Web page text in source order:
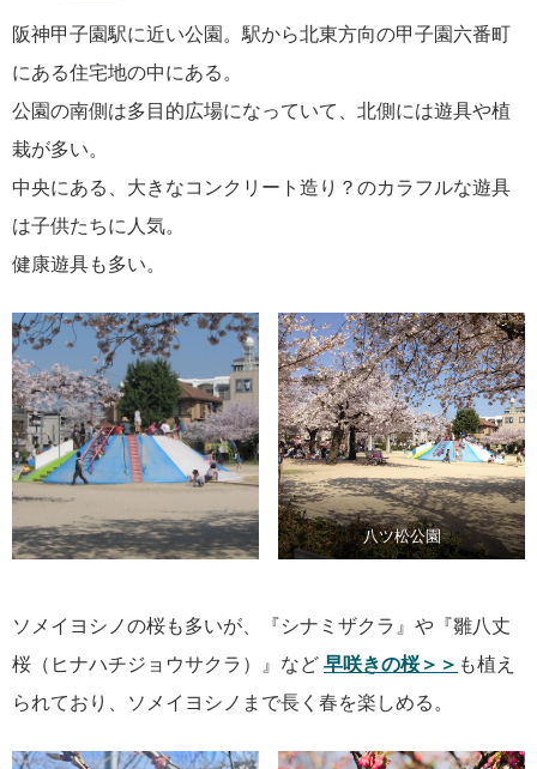
阪神甲子園駅に近い公園。駅から北東方向の甲子園六番町
にある住宅地の中にある。
公園の南側は多目的広場になっていて、北側には遊具や植
栽が多い。
中央にある、大きなコンクリート造り？のカラフルな遊具
は子供たちに人気。
健康遊具も多い。
八ツ松公園
ソメイヨシノの桜も多いが、『シナミザクラ』や『雛八丈
桜（ヒナハチジョウサクラ）』など 早咲きの桜＞＞ も植え
られており、ソメイヨシノまで長く春を楽しめる。